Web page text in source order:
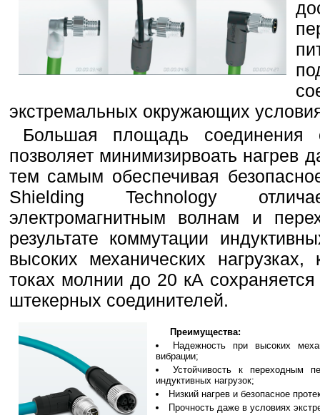
экстремальных окружающих
Большая площадь соединения
позволяет минимизирвоать нагрев
тем самым обеспечивая
Shielding Technology
электромагнитным волнам и
результате коммутации
высоких механических
токах молнии до 20 кА сохраняется
штекерных соединителей.
Преимущества:
Надежность при высоких
вибрации;
Устойчивость к переходным
индуктивных нагрузок;
Низкий нагрев и безопасное
Прочность даже в условиях